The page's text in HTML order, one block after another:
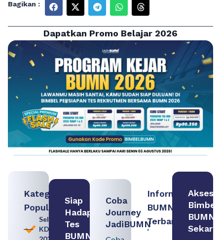
Bagikan :
Dapatkan Promo Belajar 2026
Kategori
Populer
Seleksi
KDKMP
Siap
Hadapi
Tes
BUMN
Coba
Journey
JadiBUMN
Informasi
BUMN
Terbaru:
Akses
Bimbel
BUMN